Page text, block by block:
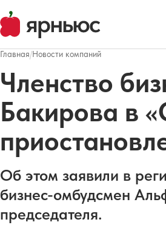
Главная/Новости компаний
Членство
Бакирова в
Об этом заявили в
бизнес-омбудсмен
председателя.